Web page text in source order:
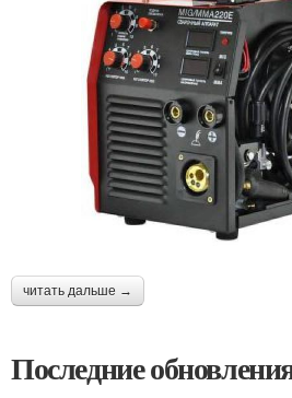
читать дальше →
Последние